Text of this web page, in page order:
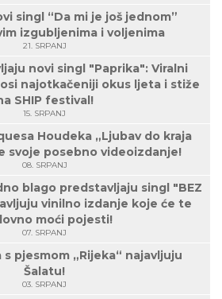
singl “Da mi je još jednom”
izgubljenima i voljenima
21. SRPANJ
novi singl "Paprika": Viralni
najotkačeniji okus ljeta i stiže
SHIP festival!
15. SRPANJ
Houdeka „Ljubav do kraja
svoje posebno videoizdanje!
08. SRPANJ
blago predstavljaju singl "BEZ
vinilno izdanje koje će te
moći pojesti!
07. SRPANJ
s pjesmom „Rijeka“ najavljuju
Šalatu!
03. SRPANJ